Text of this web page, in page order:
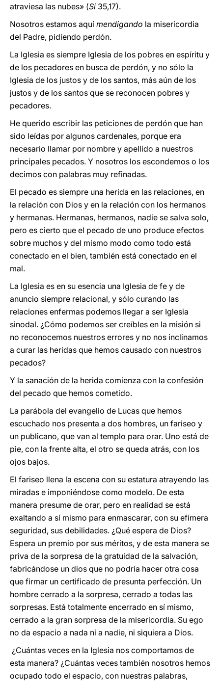
atraviesa las nubes» (Si 35,17).
Nosotros estamos aquí mendigando la misericordia
del Padre, pidiendo perdón.
La Iglesia es siempre Iglesia de los pobres en espíritu y
de los pecadores en busca de perdón, y no sólo la
Iglesia de los justos y de los santos, más aún de los
justos y de los santos que se reconocen pobres y
pecadores.
He querido escribir las peticiones de perdón que han
sido leídas por algunos cardenales, porque era
necesario llamar por nombre y apellido a nuestros
principales pecados. Y nosotros los escondemos o los
decimos con palabras muy refinadas.
El pecado es siempre una herida en las relaciones, en
la relación con Dios y en la relación con los hermanos
y hermanas. Hermanas, hermanos, nadie se salva solo,
pero es cierto que el pecado de uno produce efectos
sobre muchos y del mismo modo como todo está
conectado en el bien, también está conectado en el
mal.
La Iglesia es en su esencia una Iglesia de fe y de
anuncio siempre relacional, y sólo curando las
relaciones enfermas podemos llegar a ser Iglesia
sinodal. ¿Cómo podemos ser creíbles en la misión si
no reconocemos nuestros errores y no nos inclinamos
a curar las heridas que hemos causado con nuestros
pecados?
Y la sanación de la herida comienza con la confesión
del pecado que hemos cometido.
La parábola del evangelio de Lucas que hemos
escuchado nos presenta a dos hombres, un fariseo y
un publicano, que van al templo para orar. Uno está de
pie, con la frente alta, el otro se queda atrás, con los
ojos bajos.
El fariseo llena la escena con su estatura atrayendo las
miradas e imponiéndose como modelo. De esta
manera presume de orar, pero en realidad se está
exaltando a sí mismo para enmascarar, con su efímera
seguridad, sus debilidades. ¿Qué espera de Dios?
Espera un premio por sus méritos, y de esta manera se
priva de la sorpresa de la gratuidad de la salvación,
fabricándose un dios que no podría hacer otra cosa
que firmar un certificado de presunta perfección. Un
hombre cerrado a la sorpresa, cerrado a todas las
sorpresas. Está totalmente encerrado en sí mismo,
cerrado a la gran sorpresa de la misericordia. Su ego
no da espacio a nada ni a nadie, ni siquiera a Dios.
¿Cuántas veces en la Iglesia nos comportamos de
esta manera? ¿Cuántas veces también nosotros hemos
ocupado todo el espacio, con nuestras palabras,